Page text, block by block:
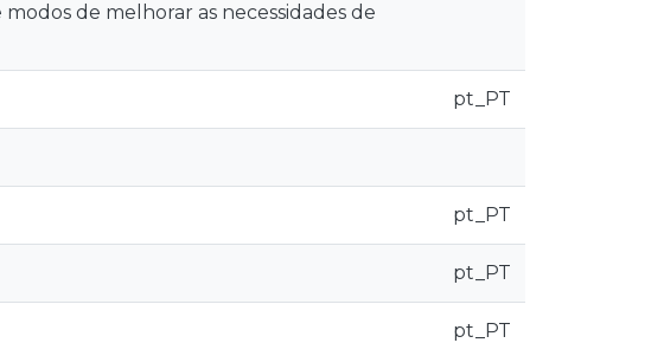
de melhorar as necessidades de
pt_PT
pt_PT
pt_PT
pt_PT